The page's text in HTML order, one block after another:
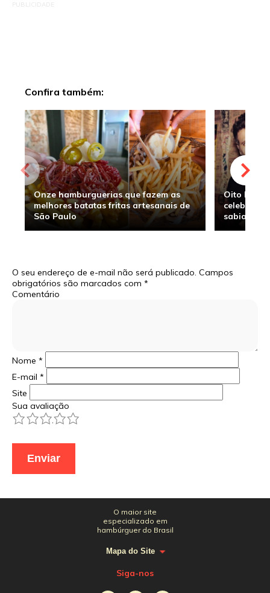
PUBLICIDADE
Confira também:
Onze hamburguerias que fazem as
melhores batatas fritas artesanais de
São Paulo
Oito
sabia
O seu endereço de e-mail não será publicado. Campos
obrigatórios são marcados com *
Comentário
Nome *
E-mail *
Site
Sua avaliação
5
4
3
2
O maior site
especializado em
hambúrguer do Brasil
Mapa do Site
Siga-nos